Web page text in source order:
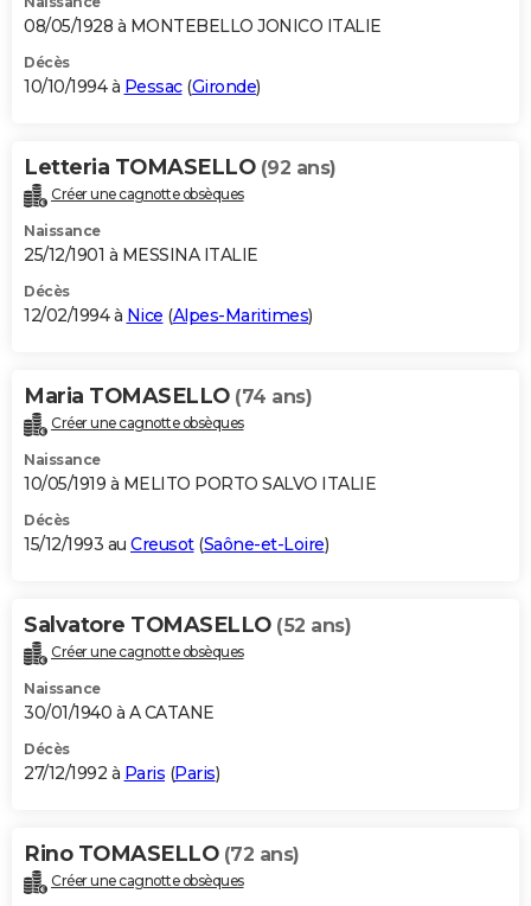
08/05/1928 à MONTEBELLO JONICO ITALIE
Décès
10/10/1994 à Pessac(Gironde)
Letteria TOMASELLO (92 ans)
Créer une cagnotte obsèques
Naissance
25/12/1901 à MESSINA ITALIE
Décès
12/02/1994 à Nice (Alpes-Maritimes)
Maria TOMASELLO (74 ans)
Créer une cagnotte obsèques
Naissance
10/05/1919 à MELITO PORTO SALVO ITALIE
Décès
15/12/1993 au Creusot(Saône-et-Loire)
Salvatore TOMASELLO (52 ans)
Créer une cagnotte obsèques
Naissance
30/01/1940 à A CATANE
Décès
27/12/1992 à Paris (Paris)
Rino TOMASELLO (72 ans)
Créer une cagnotte obsèques